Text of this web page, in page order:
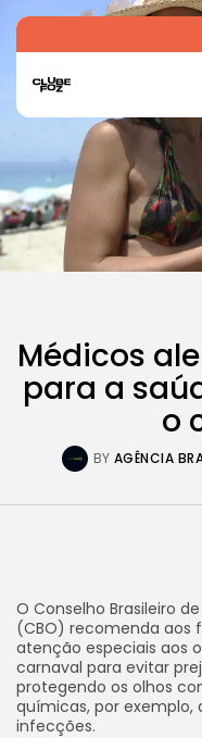
Médicos
para a
o
BY AGÊNCIA
O Conselho Brasileiro
(CBO) recomenda aos
atenção especiais aos
carnaval para evitar
protegendo os olhos
químicas, por exemplo,
infecções.